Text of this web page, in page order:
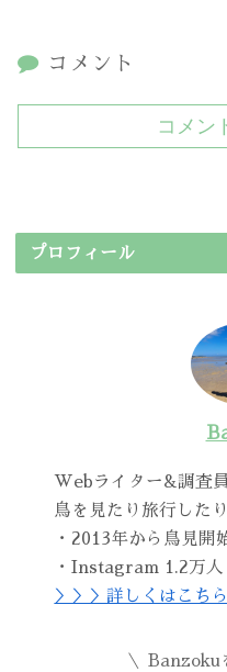
コメント
コメン
プロフィール
Webライター&調査員
鳥を見たり旅行したり
・2013年から鳥見開
・Instagram 1.2万人
＞＞＞詳しくはこちら
Banzoku